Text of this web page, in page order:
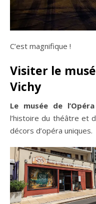
C’est magnifique !
Visiter le
Vichy
Le musée de l’Opéra
l’histoire du théâtre et
décors d’opéra uniques.